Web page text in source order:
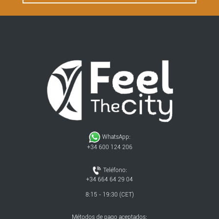
WhatsApp:
+34 600 124 206
Teléfono:
+34 664 64 29 04
8:15 - 19:30 (CET)
Métodos de pago aceptados: